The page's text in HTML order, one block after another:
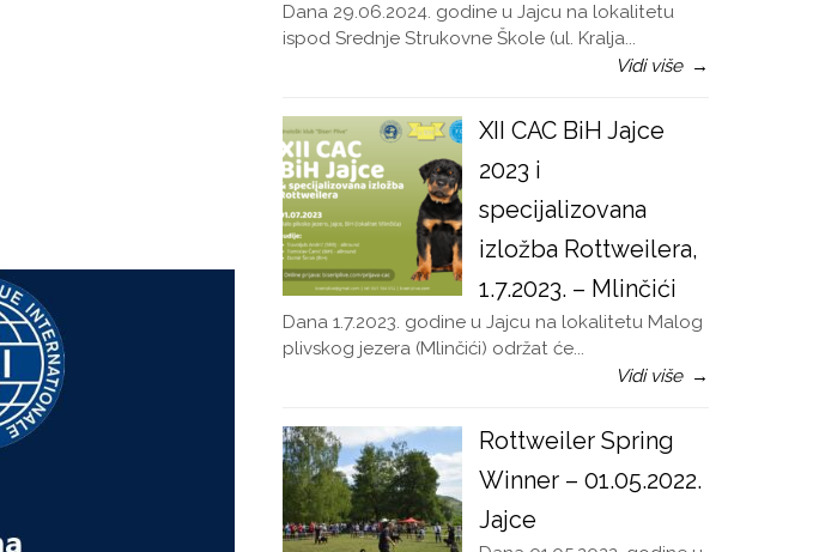
Dana 29.06.2024. godine u Jajcu na lokalitetu
ispod Srednje Strukovne Škole (ul. Kralja...
Vidi više →
XII CAC BiH Jajce
2023 i
specijalizovana
izložba Rottweilera,
1.7.2023. – Mlinčići
Dana 1.7.2023. godine u Jajcu na lokalitetu Malog
plivskog jezera (Mlinčići) održat će...
Vidi više →
Rottweiler Spring
Winner – 01.05.2022.
Jajce